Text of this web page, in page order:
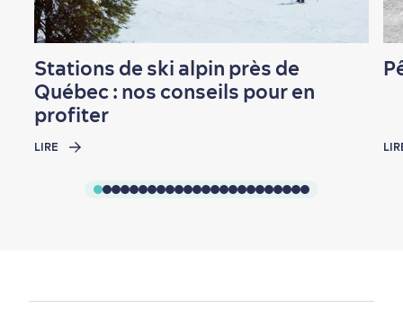
Stations de ski alpin près de
Québec : nos conseils pour en
profiter
LIRE